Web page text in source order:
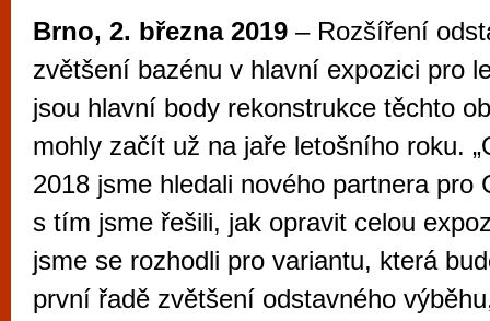
Brno, 2. března 2019 – Rozšíření
zvětšení bazénu v hlavní expozici pro
jsou hlavní body rekonstrukce těchto
mohly začít už na jaře letošního roku.
2018 jsme hledali nového partnera pro
s tím jsme řešili, jak opravit celou
jsme se rozhodli pro variantu, která
první řadě zvětšení odstavného
Brno je
zajímavé
restaurace,
Mimo jiné je ale také místem, kde si
vyzkoušet různé kasinové hry. V
metropoli naleznete širokou nabídku her
po moderní automaty jak pro pravidelné
příležitostné hráče. V...